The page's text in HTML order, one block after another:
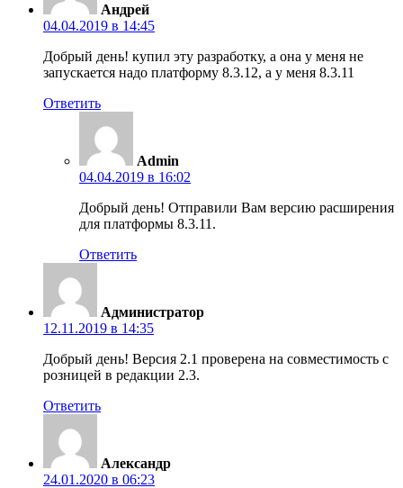
Андрей
04.04.2019 в 14:45
Добрый день! купил эту разработку, а она у меня не
запускается надо платформу 8.3.12, а у меня 8.3.11
Ответить
Admin
04.04.2019 в 16:02
Добрый день! Отправили Вам версию расширения
для платформы 8.3.11.
Ответить
Администратор
12.11.2019 в 14:35
Добрый день! Версия 2.1 проверена на совместимость с
розницей в редакции 2.3.
Ответить
Александр
24.01.2020 в 06:23